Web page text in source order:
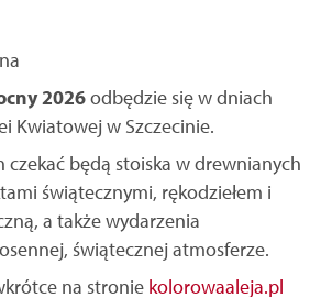
2026odbędzie się w dniach
Kwiatowej w Szczecinie.
czekać będą stoiska w drewnianych
świątecznymi, rękodziełem i
a także wydarzenia
świątecznej atmosferze.
na stronie kolorowaaleja.pl